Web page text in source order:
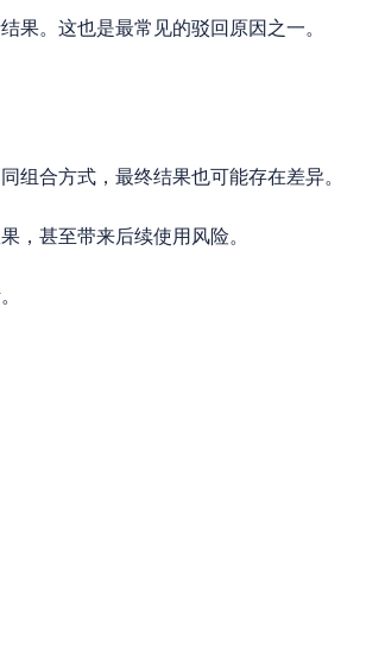
果。这也是最常见的驳回原因之一。
组合方式，最终结果也可能存在差异。
，甚至带来后续使用风险。